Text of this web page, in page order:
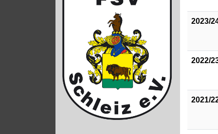
2023/
2022/
2021/